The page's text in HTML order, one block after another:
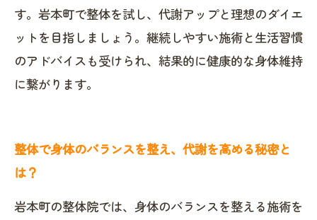
す。岩本町で整体を試し、代謝アップと理想のダイエ
ットを目指しましょう。継続しやすい施術と生活習慣
のアドバイスも受けられ、結果的に健康的な身体維持
に繋がります。
整体で身体のバランスを整え、代謝を高める秘密と
は？
岩本町の整体院では、身体のバランスを整える施術を